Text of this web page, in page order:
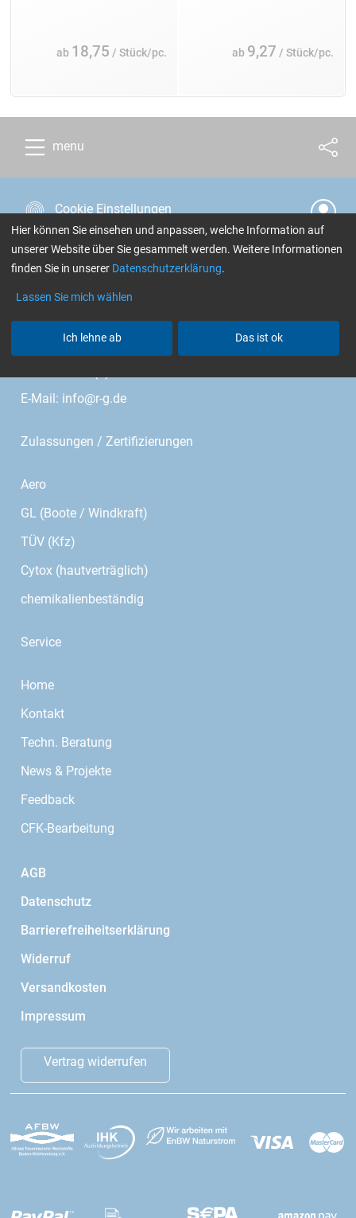
ab 18,75 / Stück/pc. ab 9,27 / Stück/pc.
menu
Cookie Einstellungen
R&G Faserverbundwerkstoffe GmbH
Im Meißel 7 - 13
Bonholzstr. 17
E-Mail: info@r-g.de
Zulassungen / Zertifizierungen
Aero
GL (Boote / Windkraft)
TÜV (Kfz)
Cytox (hautverträglich)
chemikalienbeständig
Service
Home
Kontakt
Techn. Beratung
News & Projekte
Feedback
CFK-Bearbeitung
AGB
Datenschutz
Barrierefreiheitserklärung
Widerruf
Versandkosten
Impressum
Vertrag widerrufen
Hier können Sie einsehen und anpassen, welche Information auf
unserer Website über Sie gesammelt werden. Weitere Informationen
finden Sie in unserer Datenschutzerklärung.
Lassen Sie mich wählen
Ich lehne ab Das ist ok